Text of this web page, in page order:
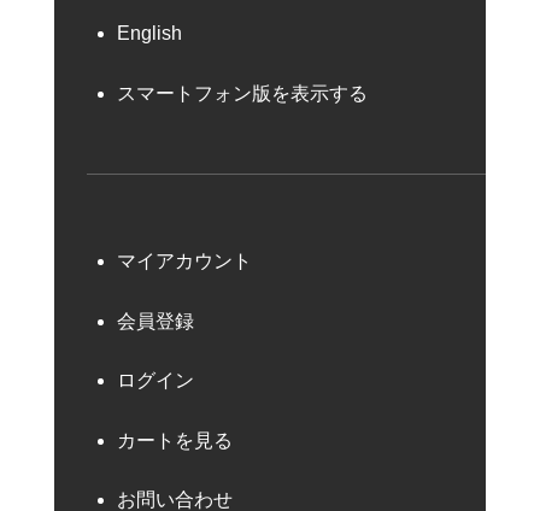
English
スマートフォン版を表示する
マイアカウント
会員登録
ログイン
カートを見る
お問い合わせ